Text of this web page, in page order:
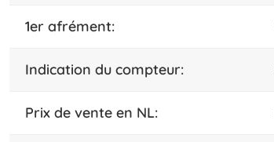
1er afrément:
indication du compteur:
prix de vente en NL: